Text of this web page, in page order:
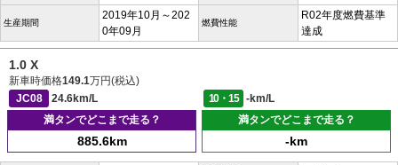
生産期間
2019年10月～202
0年09月
燃費性能
R02年度燃費基準
達成
1.0 X
新車時価格149.1万円(税込)
JC08
24.6km/L 10・15
-km/L
満タンでどこまで走る？
885.6km
満タンでどこまで走る？
-km